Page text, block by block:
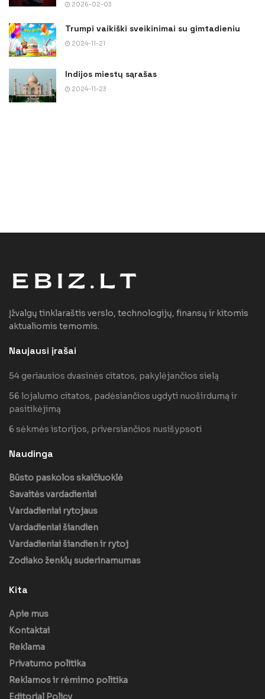
2026-02-03
Trumpi vaikiški sveikinimai su gimtadieniu
2024-11-21
Indijos miestų sąrašas
2024-11-23
Įžvalgų tinklaraštis verslo, technologijų, finansų ir kitomis
aktualiomis temomis.
Naujausi įrašai
54 geriausios dvasinės citatos, pakylėjančios sielą
56 lojalumo citatos, padėsiančios ugdyti nuoširdumą ir
pasitikėjimą
6 sėkmės istorijos, priversiančios nusišypsoti
Naudinga
Būsto paskolos skaičiuoklė
Savaitės vardadieniai
Vardadieniai rytojaus
Vardadieniai šiandien
Vardadieniai šiandien ir rytoj
Zodiako ženklų suderinamumas
Kita
Apie mus
Kontaktai
Reklama
Privatumo politika
Reklamos ir rėmimo politika
Editorial Policy